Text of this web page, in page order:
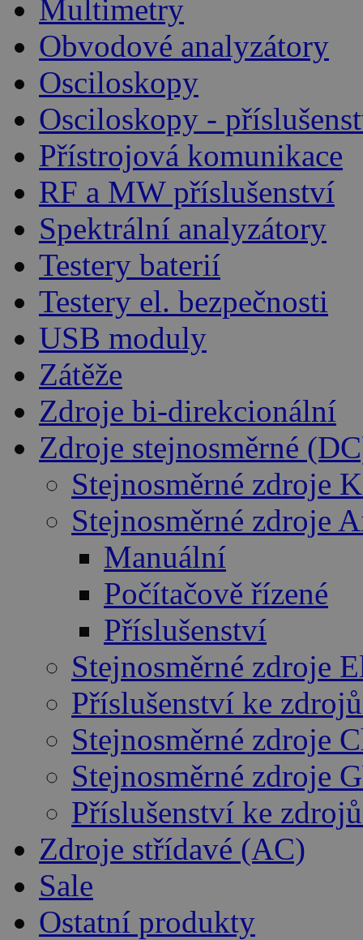
Multimetry
Obvodové analyzátory
Osciloskopy
Osciloskopy -
Přístrojová komunikace
RF a MW příslušenství
Spektrální analyzátory
Testery baterií
Testery el. bezpečnosti
USB moduly
Zátěže
Zdroje bi-direkcionální
Zdroje stejnosměrné
Stejnosměrné zdroje
Stejnosměrné zdroje
Manuální
Počítačově řízené
Příslušenství
Stejnosměrné zdroje
Příslušenství ke
Stejnosměrné zdroje
Stejnosměrné zdroje
Příslušenství ke
Zdroje střídavé (AC)
Sale
Ostatní produkty